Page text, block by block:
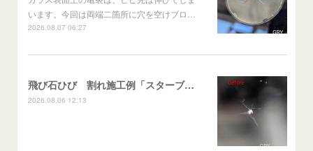
います。今回は両端二箇所に穴を空けブロ…
2026.08.07 06:27
飛び石ひび 割れ施工例「スターブレイク系」 フリード
2026.08.06 12:13